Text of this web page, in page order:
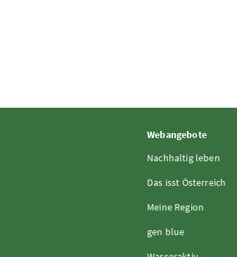
Webangebote
Nachhaltig leben
Das isst Österreich
Meine Region
gen blue